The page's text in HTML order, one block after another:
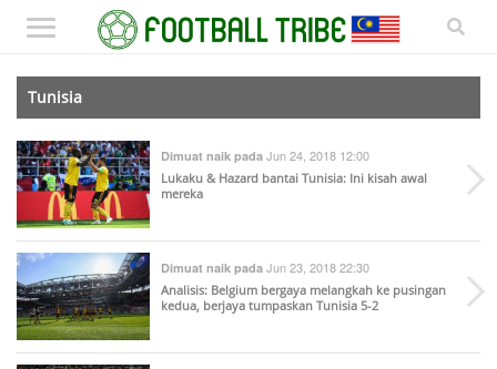
Tunisia
Dimuat naik pada Jun 24, 2018 12:00
Lukaku & Hazard bantai Tunisia: Ini kisah awal
mereka
Dimuat naik pada Jun 23, 2018 22:30
Analisis: Belgium bergaya melangkah ke pusingan
kedua, berjaya tumpaskan Tunisia 5-2